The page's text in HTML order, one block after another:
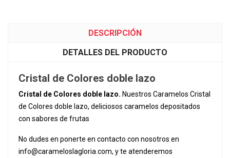
DESCRIPCIÓN
DETALLES DEL PRODUCTO
Cristal de Colores doble lazo
Cristal de Colores doble lazo. Nuestros Caramelos Cristal
de Colores doble lazo, deliciosos caramelos depositados
con sabores de frutas
No dudes en ponerte en contacto con nosotros en
info@carameloslagloria.com, y te atenderemos